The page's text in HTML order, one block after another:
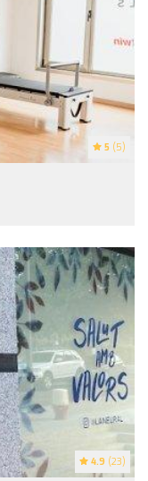
5 (5)
4.9 (23)